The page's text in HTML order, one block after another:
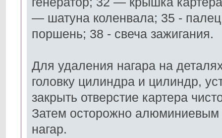
— шатуна коленвала; 35 -
поршень; 38 - свеча зажигания.
Для удаления нагара на
головку цилиндра и цилиндр,
закрыть отверстие картера
Затем осторожно алюминиевым
нагар.